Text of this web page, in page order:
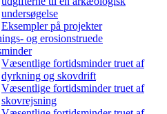
undersøgelse
Eksempler på projekter
og erosionstruede
Væsentlige fortidsminder truet af
dyrkning og skovdrift
Væsentlige fortidsminder truet af
skovrejsning